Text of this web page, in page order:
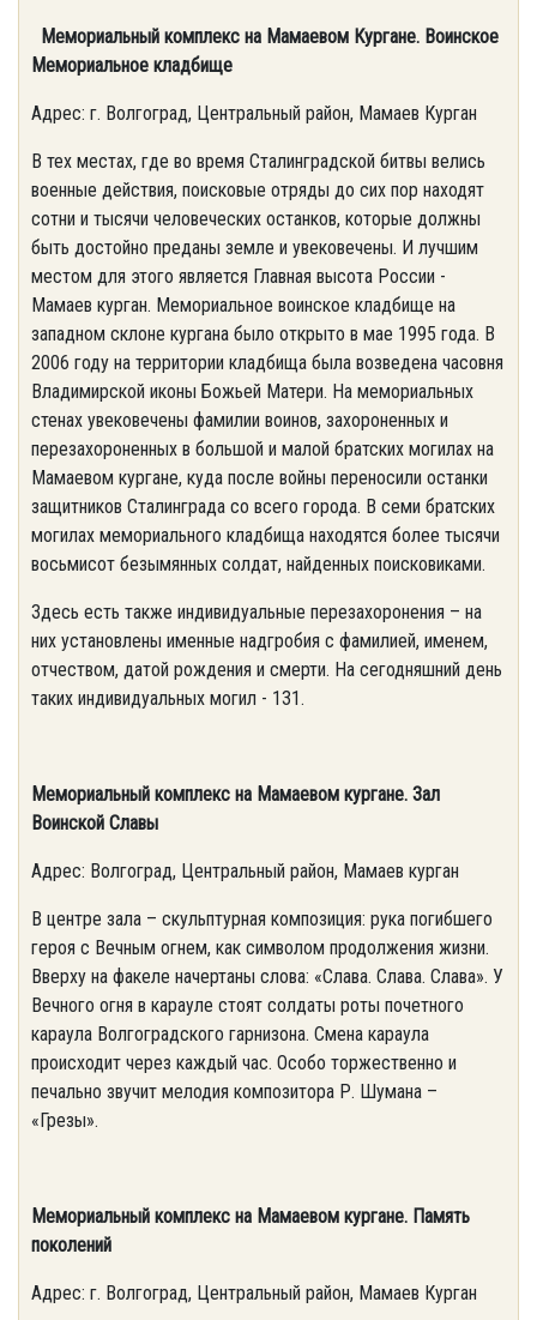
Мемориальный комплекс на Мамаевом Кургане. Воинское
Мемориальное кладбище
Адрес: г. Волгоград, Центральный район, Мамаев Курган
В тех местах, где во время Сталинградской битвы велись
военные действия, поисковые отряды до сих пор находят
сотни и тысячи человеческих останков, которые должны
быть достойно преданы земле и увековечены. И лучшим
местом для этого является Главная высота России -
Мамаев курган. Мемориальное воинское кладбище на
западном склоне кургана было открыто в мае 1995 года. В
2006 году на территории кладбища была возведена часовня
Владимирской иконы Божьей Матери. На мемориальных
стенах увековечены фамилии воинов, захороненных и
перезахороненных в большой и малой братских могилах на
Мамаевом кургане, куда после войны переносили останки
защитников Сталинграда со всего города. В семи братских
могилах мемориального кладбища находятся более тысячи
восьмисот безымянных солдат, найденных поисковиками.
Здесь есть также индивидуальные перезахоронения – на
них установлены именные надгробия с фамилией, именем,
отчеством, датой рождения и смерти. На сегодняшний день
таких индивидуальных могил - 131.
Мемориальный комплекс на Мамаевом кургане. Зал
Воинской Славы
Адрес: Волгоград, Центральный район, Мамаев курган
В центре зала – скульптурная композиция: рука погибшего
героя с Вечным огнем, как символом продолжения жизни.
Вверху на факеле начертаны слова: «Слава. Слава. Слава». У
Вечного огня в карауле стоят солдаты роты почетного
караула Волгоградского гарнизона. Смена караула
происходит через каждый час. Особо торжественно и
печально звучит мелодия композитора Р. Шумана –
«Грезы».
Мемориальный комплекс на Мамаевом кургане. Память
поколений
Адрес: г. Волгоград, Центральный район, Мамаев Курган